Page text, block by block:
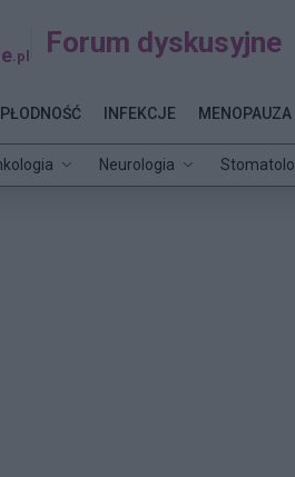
.pl Forum dyskusyjne
Neurologia
INFEKCJE MENOPAUZA